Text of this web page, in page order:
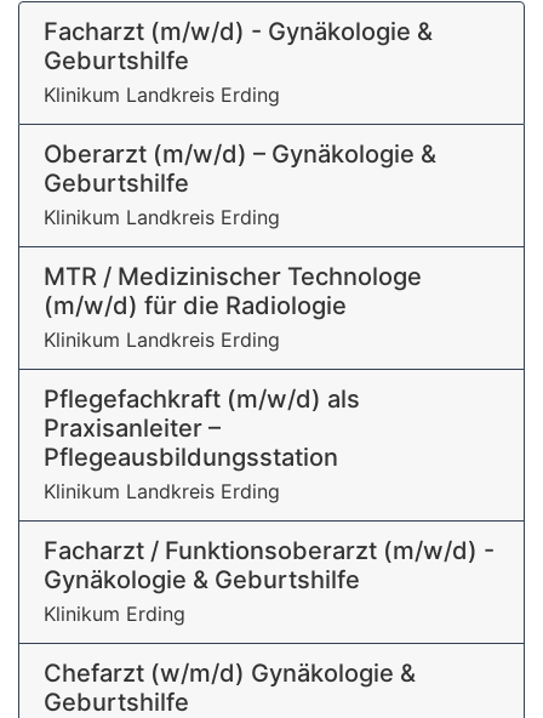
Facharzt (m/w/d) - Gynäkologie &
Geburtshilfe
Klinikum Landkreis Erding
Oberarzt (m/w/d) – Gynäkologie &
Geburtshilfe
Klinikum Landkreis Erding
MTR / Medizinischer Technologe
(m/w/d) für die Radiologie
Klinikum Landkreis Erding
Pflegefachkraft (m/w/d) als
Praxisanleiter –
Pflegeausbildungsstation
Klinikum Landkreis Erding
Facharzt / Funktionsoberarzt (m/w/d) -
Gynäkologie & Geburtshilfe
Klinikum Erding
Chefarzt (w/m/d) Gynäkologie &
Geburtshilfe